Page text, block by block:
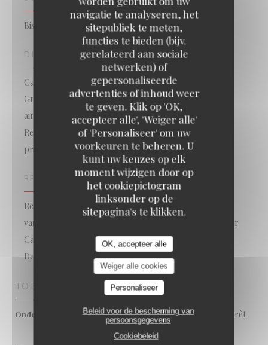
navigatie te analyseren, het
sitepubliek te meten,
functies te bieden (bijv.
gerelateerd aan sociale
netwerken) of
gepersonaliseerde
advertenties of inhoud weer
te geven. Klik op 'OK,
accepteer alle', 'Weiger alle'
of 'Personaliseer' om uw
voorkeuren te beheren. U
kunt uw keuzes op elk
moment wijzigen door op
het cookiepictogram
linksonder op de
sitepagina's te klikken.
OK, accepteer alle
Weiger alle cookies
Personaliseer
Beleid voor de bescherming van
persoonsgegevens
Cookiebeleid
Bistrot, Brusselse brasserie
DIENSTEN
Cateringskaart om mee te nemen, Overdekt terras,
Gratis wifi, Honden zijn welkom, Kamer met
airconditioning, privatisering van het restaurant,
Restaurant gesloten op zondag maar beschikbaar voor
privéfeesten, Restaurant of afhaalrestaurant
BETAALMETHODEN
Restaurant Ticket, Eurocard / Mastercard, restaurant
van Titres, Bancontact / Mister CashBancontact / Mister
Cash, Contant geld, meester, Visa, American Express,
Debetkaart
TOEGANG
Ondergrondse
Simonis et tram 9 et 19 (arrêt
Broustin)